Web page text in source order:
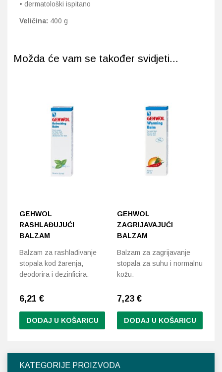
KATEGORIJE PROIZVODA
• dermatološki ispitano
Veličina: 400 g
Možda će vam se također svidjeti...
GEHWOL
RASHLAĐUJUĆI
BALZAM
Balzam za rashlađivanje
stopala kod žarenja,
deodorira i dezinficira.
6,21 €
DODAJ U KOŠARICU
GEHWOL
ZAGRIJAVAJUĆI
BALZAM
Balzam za zagrijavanje
stopala za suhu i normalnu
kožu.
7,23 €
DODAJ U KOŠARICU